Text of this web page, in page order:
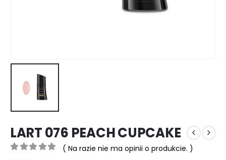
LART 076 PEACH CUPCAKE
( Na razie nie ma opinii o produkcie. )